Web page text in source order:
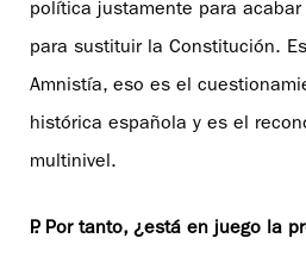
política justamente para
para sustituir la Constitución.
Amnistía, eso es el
histórica española y es el
multinivel.
P. Por tanto, ¿está en juego la